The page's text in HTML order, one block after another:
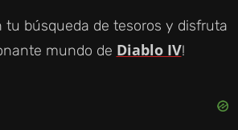
tu búsqueda de tesoros y disfruta
mundo de Diablo IV!